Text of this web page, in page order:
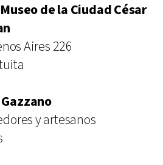
de la Ciudad César
Aires 226
y artesanos